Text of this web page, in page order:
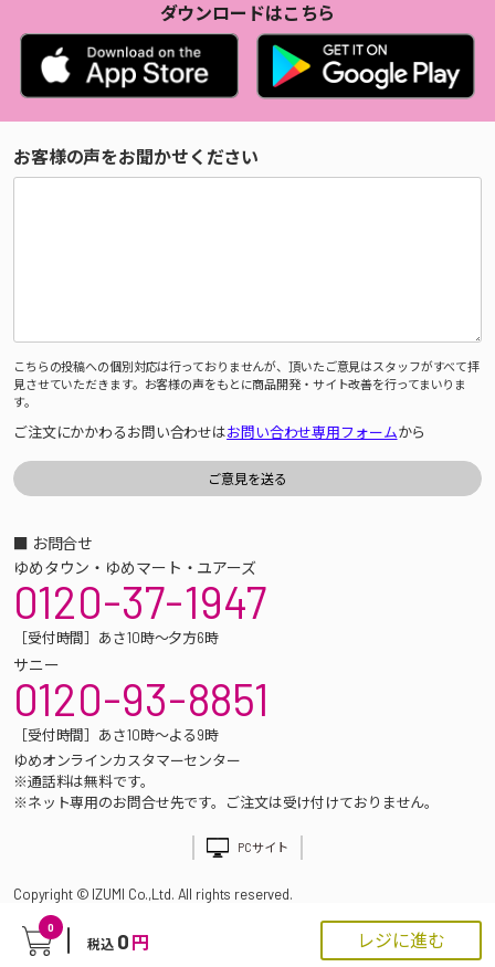
0
税込 0 円 レジに進む
ダウンロードはこちら
お客様の声をお聞かせください
こちらの投稿への個別対応は行っておりませんが、頂いたご意見はスタッフがすべて拝
見させていただきます。お客様の声をもとに商品開発・サイト改善を行ってまいりま
す。
ご注文にかかわるお問い合わせはお問い合わせ専用フォームから
■ お問合せ
ゆめタウン・ゆめマート・ユアーズ
0120-37-1947
［受付時間］あさ10時～夕方6時
サニー
0120-93-8851
［受付時間］あさ10時～よる9時
ゆめオンラインカスタマーセンター
※通話料は無料です。
※ネット専用のお問合せ先です。ご注文は受け付けておりません。
PCサイト
Copyright © IZUMI Co.,Ltd. All rights reserved.